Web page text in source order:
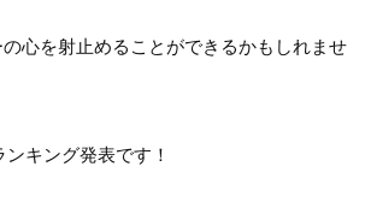
心を射止めることができるかもしれませ
キング発表です！